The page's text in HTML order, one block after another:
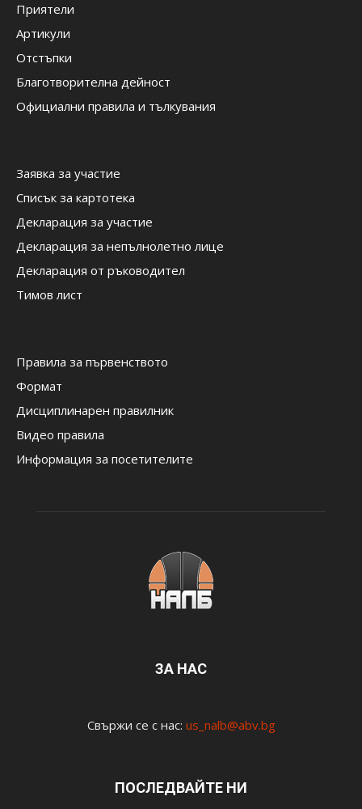
Приятели
Артикули
Отстъпки
Благотворителна дейност
Официални правила и тълкувания
Заявка за участие
Списък за картотека
Декларация за участие
Декларация за непълнолетно лице
Декларация от ръководител
Тимов лист
Правила за първенството
Формат
Дисциплинарен правилник
Видео правила
Информация за посетителите
ЗА НАС
Свържи се с нас: us_nalb@abv.bg
ПОСЛЕДВАЙТЕ НИ